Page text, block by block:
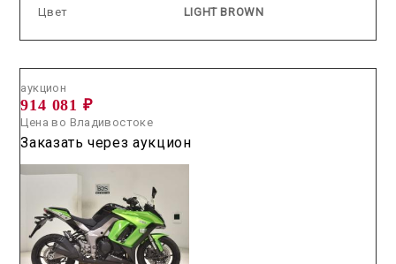
Цвет
LIGHT BROWN
аукцион
914 081 ₽
Цена во Владивостоке
Заказать через аукцион